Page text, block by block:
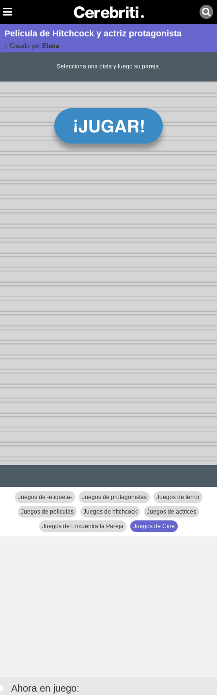
Película de Hitchcock y actriz protagonista
Creado por: Elena
Selecciona una pista y luego su pareja.
Juegos de -etiqueta- Juegos de protagonistas Juegos de terror
Juegos de películas Juegos de hitchcock Juegos de actrices
Juegos de Encuentra la Pareja Juegos de Cine
Ahora en juego: